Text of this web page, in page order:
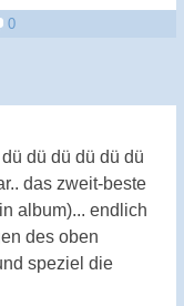
0
dü dü dü dü dü
das zweit-beste
album)... endlich
des oben
speziel die